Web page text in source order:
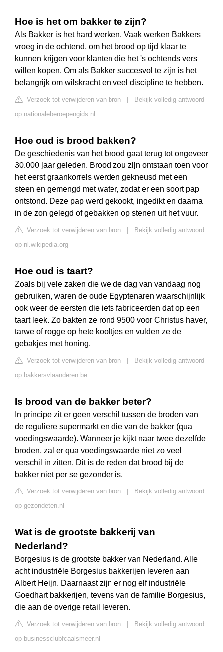
Hoe is het om bakker te zijn?
Als Bakker is het hard werken. Vaak werken Bakkers
vroeg in de ochtend, om het brood op tijd klaar te
kunnen krijgen voor klanten die het 's ochtends vers
willen kopen. Om als Bakker succesvol te zijn is het
belangrijk om wilskracht en veel discipline te hebben.
Verzoek tot verwijderen van bron
Bekijk volledig antwoord
op nationaleberoepengids.nl
Hoe oud is brood bakken?
De geschiedenis van het brood gaat terug tot ongeveer
30.000 jaar geleden. Brood zou zijn ontstaan toen voor
het eerst graankorrels werden gekneusd met een
steen en gemengd met water, zodat er een soort pap
ontstond. Deze pap werd gekookt, ingedikt en daarna
in de zon gelegd of gebakken op stenen uit het vuur.
Verzoek tot verwijderen van bron
Bekijk volledig antwoord
op nl.wikipedia.org
Hoe oud is taart?
Zoals bij vele zaken die we de dag van vandaag nog
gebruiken, waren de oude Egyptenaren waarschijnlijk
ook weer de eersten die iets fabriceerden dat op een
taart leek. Zo bakten ze rond 9500 voor Christus haver,
tarwe of rogge op hete kooltjes en vulden ze de
gebakjes met honing.
Verzoek tot verwijderen van bron
Bekijk volledig antwoord
op bakkersvlaanderen.be
Is brood van de bakker beter?
In principe zit er geen verschil tussen de broden van
de reguliere supermarkt en die van de bakker (qua
voedingswaarde). Wanneer je kijkt naar twee dezelfde
broden, zal er qua voedingswaarde niet zo veel
verschil in zitten. Dit is de reden dat brood bij de
bakker niet per se gezonder is.
Verzoek tot verwijderen van bron
Bekijk volledig antwoord
op gezondeten.nl
Wat is de grootste bakkerij van
Nederland?
Borgesius is de grootste bakker van Nederland. Alle
acht industriële Borgesius bakkerijen leveren aan
Albert Heijn. Daarnaast zijn er nog elf industriële
Goedhart bakkerijen, tevens van de familie Borgesius,
die aan de overige retail leveren.
Verzoek tot verwijderen van bron
Bekijk volledig antwoord
op businessclubfcaalsmeer.nl